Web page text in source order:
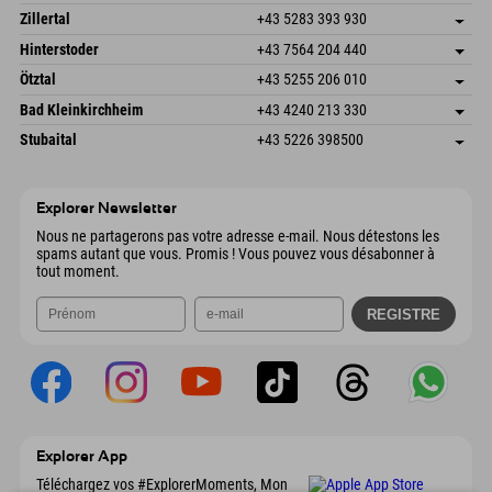
Autriche
Réservation
Speckbacherstraße 87
Autriche
Enregistrer l'adresse
Réservation
Zillertal +43 5283 393 930
Schmiedau 2
6272 Kaltenbach im Zillertal
Autriche
Enregistrer l'adresse
Informations d'arrivée
Réservation
Hinterstoder +43 7564 204 440
Freizeitpark 10
Autriche
Enregistrer l'adresse
Réservation
Ötztal +43 5255 206 010
Gscheat 14
6441 Umhausen
Autriche
Enregistrer l'adresse
Informations d'arrivée
Réservation
Bad Kleinkirchheim +43 4240 213 330
Dorfstraße 24
Enregistrer l'adresse
Stubaital +43 5226 398500
Explorer Newsletter
Nous ne partagerons pas votre adresse e-mail. Nous détestons les
spams autant que vous. Promis ! Vous pouvez vous désabonner à
tout moment.
Explorer App
Téléchargez vos #ExplorerMoments, Mon